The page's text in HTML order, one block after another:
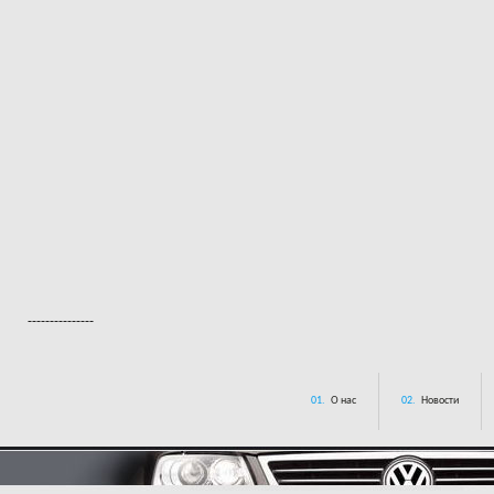
---------------
01. О нас 02. Новости